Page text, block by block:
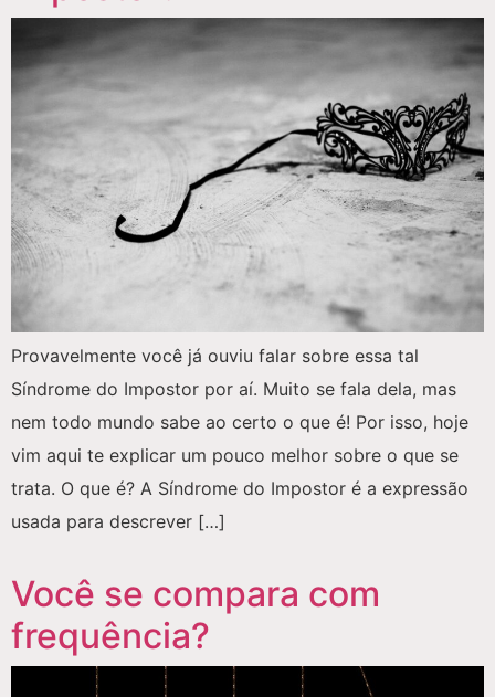
Provavelmente você já ouviu falar sobre essa tal
Síndrome do Impostor por aí. Muito se fala dela, mas
nem todo mundo sabe ao certo o que é! Por isso, hoje
vim aqui te explicar um pouco melhor sobre o que se
trata. O que é? A Síndrome do Impostor é a expressão
usada para descrever […]
Você se compara com
frequência?